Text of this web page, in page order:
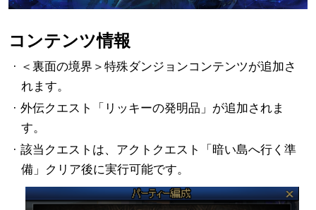
コンテンツ情報
· ＜裏面の境界＞特殊ダンジョンコンテンツが追加さ
れます。
· 外伝クエスト「リッキーの発明品」が追加されま
す。
· 該当クエストは、アクトクエスト「暗い島へ行く準
備」クリア後に実行可能です。